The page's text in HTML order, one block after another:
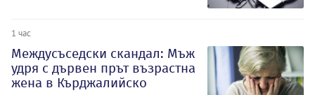
1 час
Междусъседски скандал: Мъж
удря с дървен прът възрастна
жена в Кърджалийско